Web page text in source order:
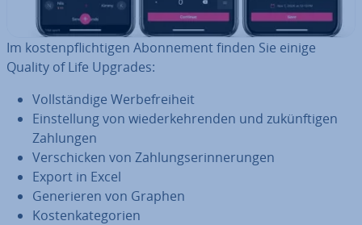
Im kos­ten­pflich­ti­gen Abon­ne­ment finden Sie einige
Quality of Life Upgrades:
Voll­stän­di­ge Wer­be­frei­heit
Ein­stel­lung von wie­der­keh­ren­den und zu­künf­ti­gen
Zahlungen
Ver­schi­cken von Zah­lungs­er­in­ne­run­gen
Export in Excel
Ge­ne­rie­ren von Graphen
Kos­ten­ka­te­go­rien